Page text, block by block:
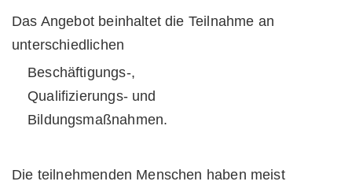
Das Angebot beinhaltet die Teilnahme an
unterschiedlichen
Beschäftigungs-,
Qualifizierungs- und
Bildungsmaßnahmen.
Die teilnehmenden Menschen haben meist